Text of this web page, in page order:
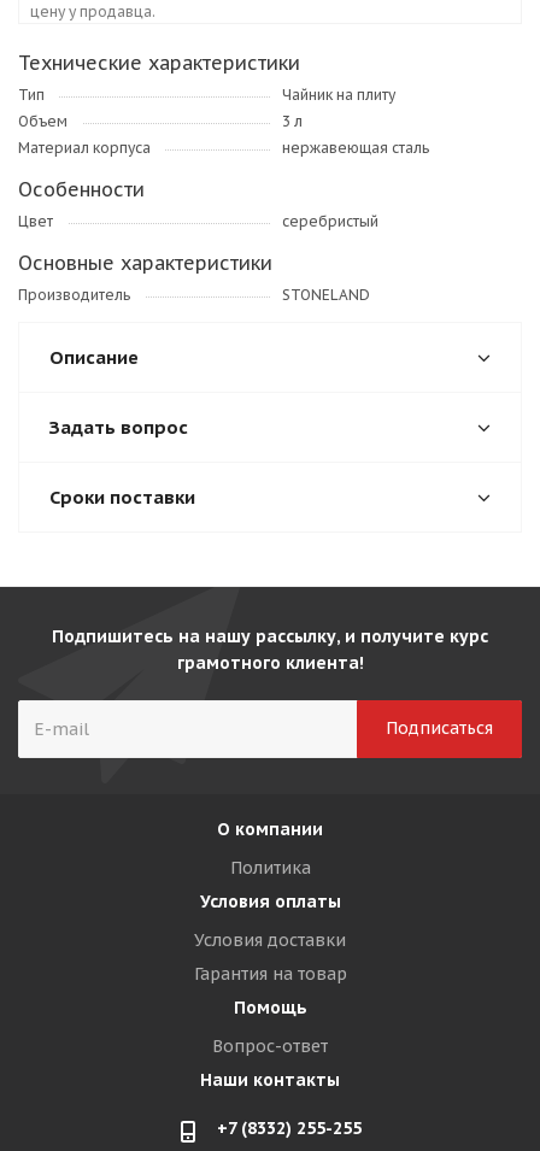
цену у продавца.
Технические характеристики
Тип
Чайник на плиту
Объем
3 л
Материал корпуса
нержавеющая сталь
Особенности
Цвет серебристый
Основные характеристики
Производитель STONELAND
Описание
Задать вопрос
Сроки поставки
Подпишитесь на нашу рассылку, и получите курс
грамотного клиента!
О компании
Политика
Условия оплаты
Условия доставки
Гарантия на товар
Помощь
Вопрос-ответ
Наши контакты
+7 (8332) 255-255